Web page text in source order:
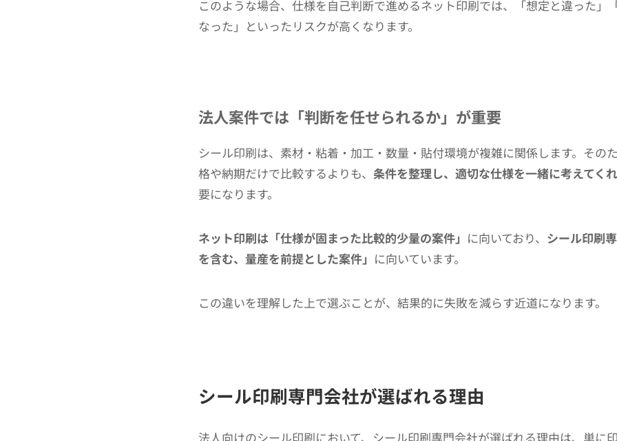
このような場合、仕様を自己判断で進めるネット印刷では、「想定と違った」
なった」といったリスクが高くなります。
法人案件では「判断を任せられるか」が重要
シール印刷は、素材・粘着・加工・数量・貼付環境が複雑に関係します。その
格や納期だけで比較するよりも、 条件を整理し、適切な仕様を一緒に考えてく
要になります。
ネット印刷は「仕様が固まった比較的少量の案件」 に向いており、 シール印刷
を含む、量産を前提とした案件」 に向いています。
この違いを理解した上で選ぶことが、結果的に失敗を減らす近道になります。
シール印刷専門会社が選ばれる理由
法人向けのシール印刷において、シール印刷専門会社が選ばれる理由は、単に